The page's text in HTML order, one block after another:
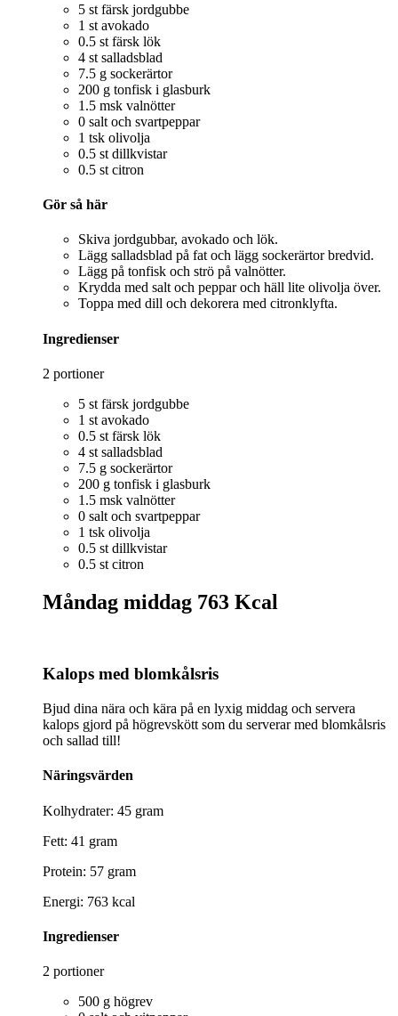
5 st färsk jordgubbe
1 st avokado
0.5 st färsk lök
4 st salladsblad
7.5 g sockerärtor
200 g tonfisk i glasburk
1.5 msk valnötter
0 salt och svartpeppar
1 tsk olivolja
0.5 st dillkvistar
0.5 st citron
Gör så här
Skiva jordgubbar, avokado och lök.
Lägg salladsblad på fat och lägg sockerärtor bredvid.
Lägg på tonfisk och strö på valnötter.
Krydda med salt och peppar och häll lite olivolja över.
Toppa med dill och dekorera med citronklyfta.
Ingredienser
2 portioner
5 st färsk jordgubbe
1 st avokado
0.5 st färsk lök
4 st salladsblad
7.5 g sockerärtor
200 g tonfisk i glasburk
1.5 msk valnötter
0 salt och svartpeppar
1 tsk olivolja
0.5 st dillkvistar
0.5 st citron
Måndag middag 763 Kcal
Kalops med blomkålsris
Bjud dina nära och kära på en lyxig middag och servera
kalops gjord på högrevskött som du serverar med blomkålsris
och sallad till!
Näringsvärden
Kolhydrater: 45 gram
Fett: 41 gram
Protein: 57 gram
Energi: 763 kcal
Ingredienser
2 portioner
500 g högrev